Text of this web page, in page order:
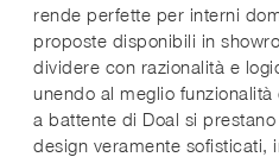
rende perfette per interni
proposte disponibili in
dividere con razionalità e
unendo al meglio
a battente di Doal si
design veramente sofisticati,